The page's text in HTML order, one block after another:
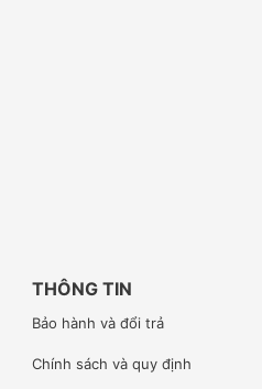
rau củ quả Berjaya BJY-VPM
dùng cho các nhà hàng,
êm ái, dễ dàng sử dụng.
gọn các loại rau củ quả dễ
THÔNG TIN
Bảo hành và đổi trả
Chính sách và quy định